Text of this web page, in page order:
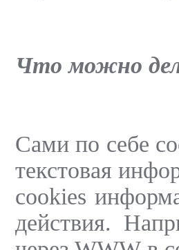
Что можно
Сами по себе
текстовая
cookies
действия.